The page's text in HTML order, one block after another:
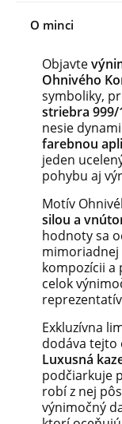
O minci
Objavte
Ohnivého
symboliky,
striebra 999/
nesie
farebnou
jeden
pohybu aj
Motív
silou a
hodnoty sa
mimoriadnej
kompozícii a
celok
Exkluzívna
dodáva tejto
Luxusná
podčiarkuje
robí z nej
výnimočný